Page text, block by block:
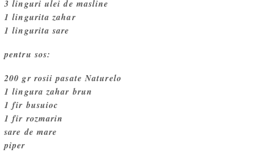
3 linguri ulei de masline
1 lingurita zahar
1 lingurita sare
pentru sos:
200 gr rosii pasate Naturelo
1 lingura zahar brun
1 fir busuioc
1 fir rozmarin
sare de mare
piper